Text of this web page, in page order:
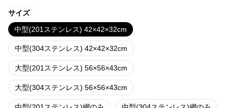
サイズ
中型(201ステンレス) 42×42×32cm
中型(304ステンレス) 42×42×32cm
大型(201ステンレス) 56×56×43cm
大型(304ステンレス) 56×56×43cm